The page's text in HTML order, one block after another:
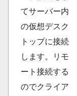
てサーバー内
の仮想デスク
トップに接続
します。リモ
ート接続する
のでクライア